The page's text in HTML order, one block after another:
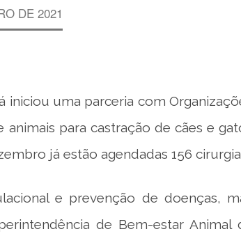
DE 2021
iniciou uma parceria com
para castração de cães e
já estão agendadas 156
e prevenção de doenças,
de Bem-estar Animal